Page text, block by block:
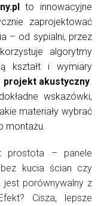
to innowacyjne
zaprojektować
– od sypialni, przez
algorytmy
kształt i wymiary
projekt akustyczny.
wskazówki,
materiały wybrać
montażu.
prostota – panele
kucia ścian czy
jest porównywalny z
Cisza, lepsze